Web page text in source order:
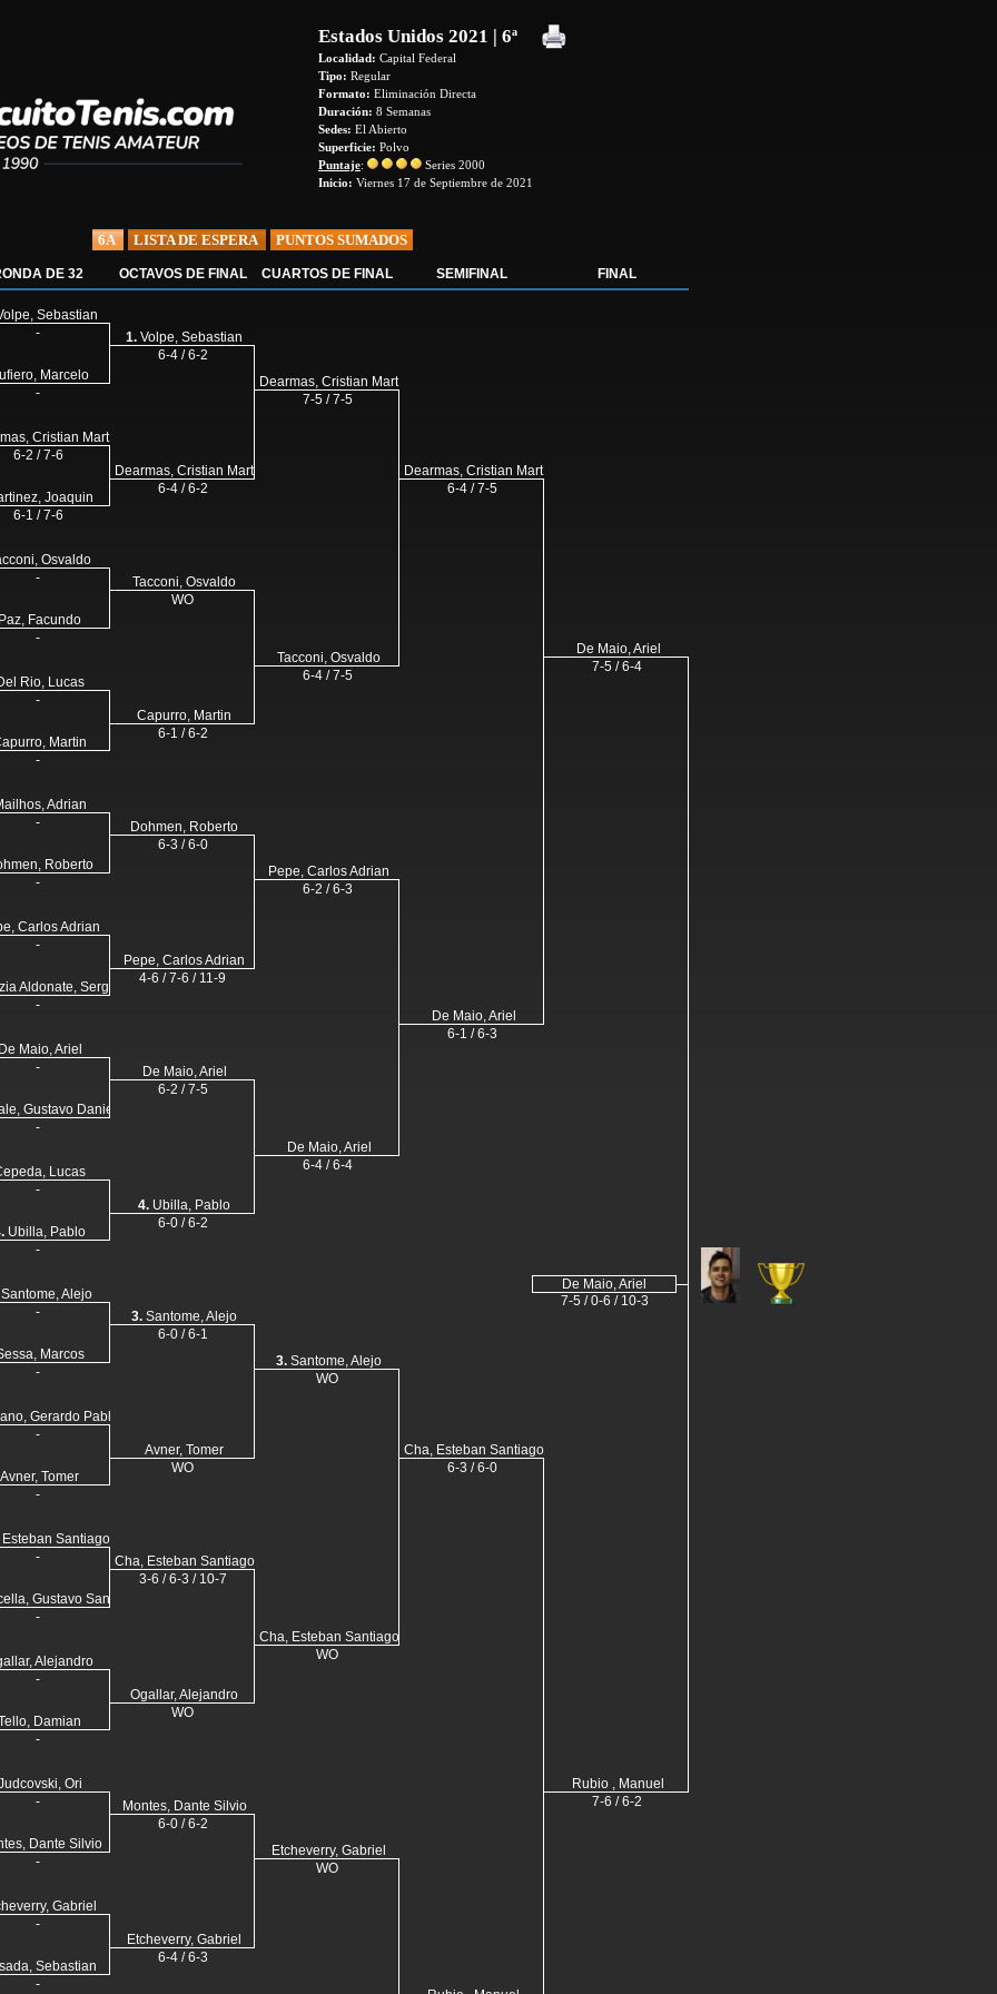
Estados Unidos 2021 | 6ª
Localidad: Capital Federal
Tipo: Regular
Formato: Eliminación Directa
Duración: 8 Semanas
Sedes: El Abierto
Superficie: Polvo
Puntaje:
Series 2000
Inicio: Viernes 17 de Septiembre de 2021
6A LISTA DE ESPERA PUNTOS SUMADOS
DE 32
Sebastian
-
Marcelo
-
Cristian Mart
6-2 / 7-6
Joaquin
6-1 / 7-6
Osvaldo
-
Paz, Facundo
-
Rio, Lucas
-
Martin
-
Adrian
-
Roberto
-
Carlos Adrian
-
Aldonate, Sergio
-
De Maio, Ariel
-
Gustavo Daniel
-
Lucas
-
Ubilla, Pablo
-
Santome, Alejo
-
Marcos
-
Gerardo Pablo
-
Avner, Tomer
-
Santiago
-
Gustavo Santos
-
Alejandro
-
Damian
-
Ori
-
Dante Silvio
-
Gabriel
-
Sebastian
-
OCTAVOS DE FINAL
1. Volpe, Sebastian
6-4 / 6-2
Dearmas, Cristian Mart
6-4 / 6-2
Tacconi, Osvaldo
WO
Capurro, Martin
6-1 / 6-2
Dohmen, Roberto
6-3 / 6-0
Pepe, Carlos Adrian
4-6 / 7-6 / 11-9
De Maio, Ariel
6-2 / 7-5
4. Ubilla, Pablo
6-0 / 6-2
3. Santome, Alejo
6-0 / 6-1
Avner, Tomer
WO
Cha, Esteban Santiago
3-6 / 6-3 / 10-7
Ogallar, Alejandro
WO
Montes, Dante Silvio
6-0 / 6-2
Etcheverry, Gabriel
6-4 / 6-3
CUARTOS DE FINAL
Dearmas, Cristian Mart
7-5 / 7-5
Tacconi, Osvaldo
6-4 / 7-5
Pepe, Carlos Adrian
6-2 / 6-3
De Maio, Ariel
6-4 / 6-4
3. Santome, Alejo
WO
Cha, Esteban Santiago
WO
Etcheverry, Gabriel
WO
SEMIFINAL
Dearmas, Cristian Mart
6-4 / 7-5
De Maio, Ariel
6-1 / 6-3
Cha, Esteban Santiago
6-3 / 6-0
FINAL
De Maio, Ariel
7-5 / 6-4
Rubio , Manuel
7-6 / 6-2
De Maio, Ariel
7-5 / 0-6 / 10-3